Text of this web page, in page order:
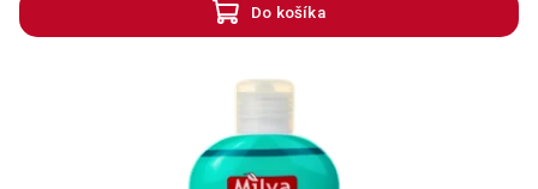
Do košíka